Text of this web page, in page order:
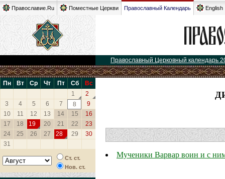
Православие.Ru Поместные Церкви Православный Календарь English
Православный Церковный календарь
Пн Вт Ср Чт Пт Сб
Вс
1
2
3
4 5 6 7 8
9
10
11 12 13 14 15
16
17
18 19 20 21 22
23
24
25 26 27 28 29
30
31
Ст. ст.
Нов. ст.
Мученики Варвар воин и с